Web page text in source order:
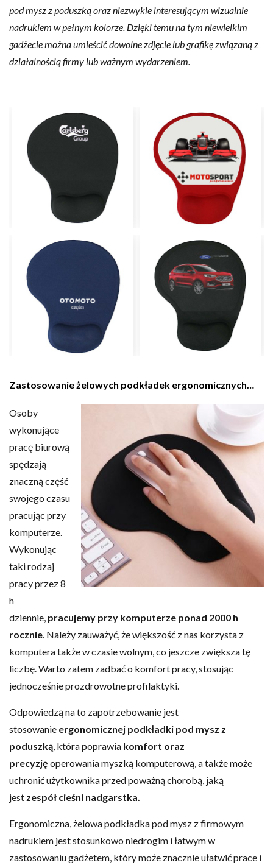
pod mysz z poduszką oraz niezwykle interesującym wizualnie
nadrukiem w pełnym kolorze. Dzięki temu na tym niewielkim
gadżecie można umieścić dowolne zdjęcie lub grafikę związaną z
działalnością firmy lub ważnym wydarzeniem.
Zastosowanie żelowych podkładek ergonomicznych…
Osoby
wykonujące
pracę biurową
spędzają
znaczną część
swojego czasu
pracując przy
komputerze.
Wykonując
taki rodzaj
pracy przez 8
h
dziennie, pracujemy przy komputerze ponad 2000 h
rocznie. Należy zauważyć, że większość z nas korzysta z
komputera także w czasie wolnym, co jeszcze zwiększa tę
liczbę. Warto zatem zadbać o komfort pracy, stosując
jednocześnie prozdrowotne profilaktyki.
Odpowiedzą na to zapotrzebowanie jest
stosowanie ergonomicznej podkładki pod mysz z
poduszką, która poprawia komfort oraz
precyzję operowania myszką komputerową, a także może
uchronić użytkownika przed poważną chorobą, jaką
jest zespół cieśni nadgarstka.
Ergonomiczna, żelowa podkładka pod mysz z firmowym
nadrukiem jest stosunkowo niedrogim i łatwym w
zastosowaniu gadżetem, który może znacznie ułatwić prace i